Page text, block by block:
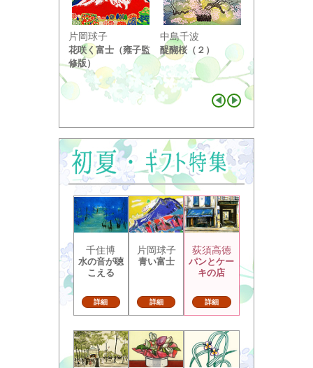
片岡球子
花咲く富士（雍子監
修版）
中島千波
醍醐桜（２）
り ...
千住博
水の音が聴
こえる
詳細
片岡球子
青い富士
詳細
荻須高徳
パンとケー
キの店
詳細